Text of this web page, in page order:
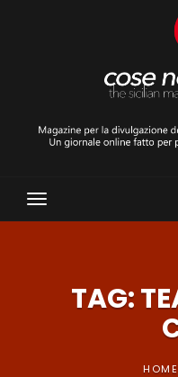
Toggle
Navigation
TAG: